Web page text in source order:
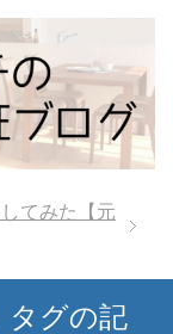
てみた【元
タグの記